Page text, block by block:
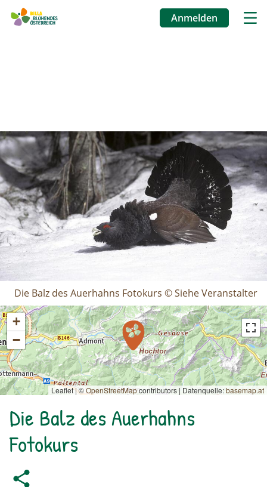
Anmelden
Die Balz des Auerhahns Fotokurs © Siehe Veranstalter
+
−
Leaflet | ©OpenStreetMapcontributors | Datenquelle:basemap.at
Die Balz des Auerhahns
Fotokurs